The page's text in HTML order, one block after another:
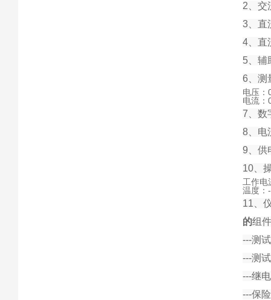
2、交
3、直
4、直
5、辅
6、测
电压：
电流：
7、数
8、电
9、供
10、
工作
温度
11、
的组
---测
---测
---